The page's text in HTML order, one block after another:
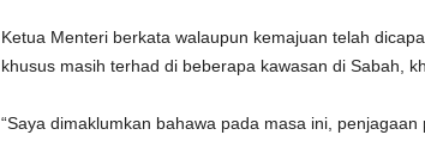
Ketua Menteri berkata walaupun kemajuan telah
khusus masih terhad di beberapa kawasan di Sabah,
“Saya dimaklumkan bahawa pada masa ini,